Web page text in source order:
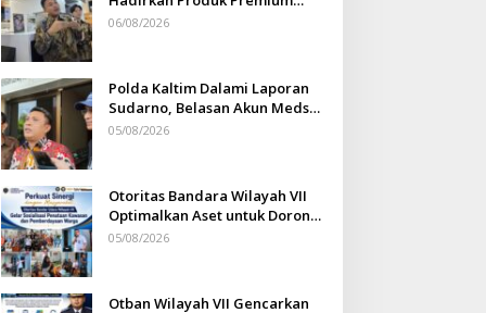
Yang Makin Terjangkau
06/08/2026
Polda Kaltim Dalami Laporan
Sudarno, Belasan Akun Medsos
Masih Tahap Penyelidikan
05/08/2026
Otoritas Bandara Wilayah VII
Optimalkan Aset untuk Dorong
Ekonomi Warga Sepinggan
05/08/2026
Otban Wilayah VII Gencarkan